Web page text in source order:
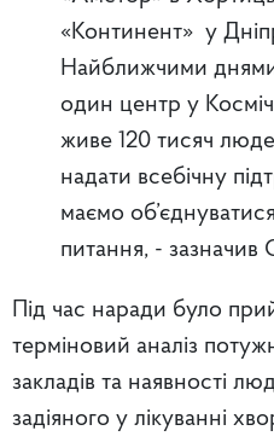
«Континент» у
Найближчими
один центр у
живе 120 тисяч
надати всебічну
маємо
питання, -
Під час наради було
терміновий аналіз
закладів та наявності
задіяного у лікуванні